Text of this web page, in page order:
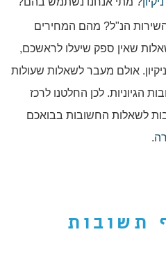
הנ"ל? מהם המחירים
שאין ספק שיעלו לראשכם,
אולם מעבר לשאלות שעולות
הגיוניות. לכן החלטנו לרכז
לשאלות החשובות בבואכם
.
תשובות